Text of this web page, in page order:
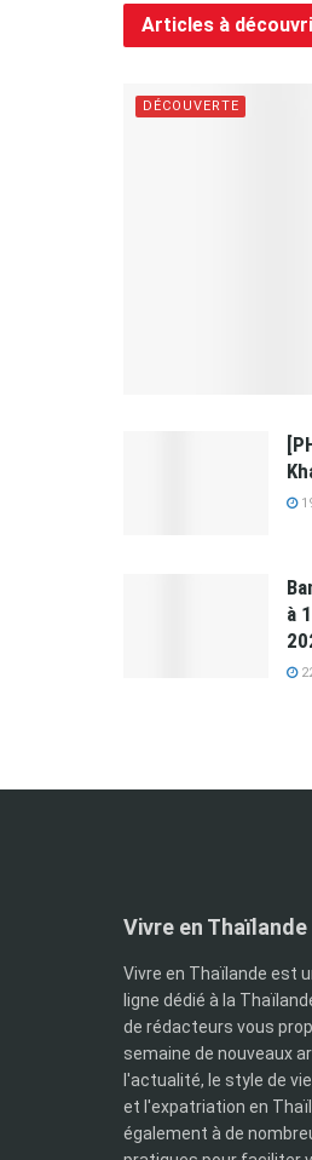
Articles à
DÉCOUVERTE
à
Vivre en Thaïlande
Vivre en Thaïlande est
ligne dédié à la
de rédacteurs vous
semaine de nouveaux
l'actualité, le style de
et l'expatriation en
également à de